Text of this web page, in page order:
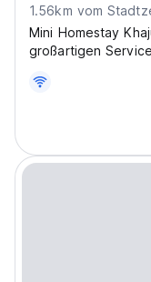
1.56km vom
Mini Homestay
großartigen